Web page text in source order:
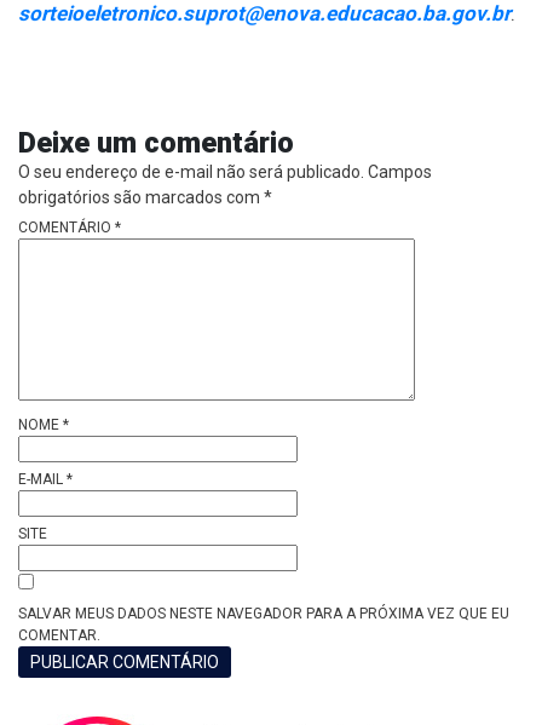
sorteioeletronico.suprot@enova.educacao.ba.gov.br.
Deixe um comentário
O seu endereço de e-mail não será publicado. Campos
obrigatórios são marcados com *
COMENTÁRIO *
NOME *
E-MAIL *
SITE
SALVAR MEUS DADOS NESTE NAVEGADOR PARA A PRÓXIMA VEZ QUE EU
COMENTAR.